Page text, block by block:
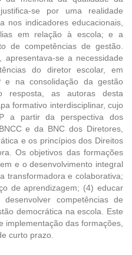
se por uma realidade
nos indicadores educacionais,
em relação à escola; e a
de competências de gestão.
se a necessidade
do diretor escolar, em
e na consolidação da gestão
resposta, as autoras desta
formativo interdisciplinar, cujo
a partir da perspectiva dos
e da BNC dos Diretores,
e os princípios dos Direitos
Os objetivos das formações
e o desenvolvimento integral
transformadora e colaborativa;
de aprendizagem; (4) educar
competências de
democrática na escola. Este
das formações,
curto prazo.